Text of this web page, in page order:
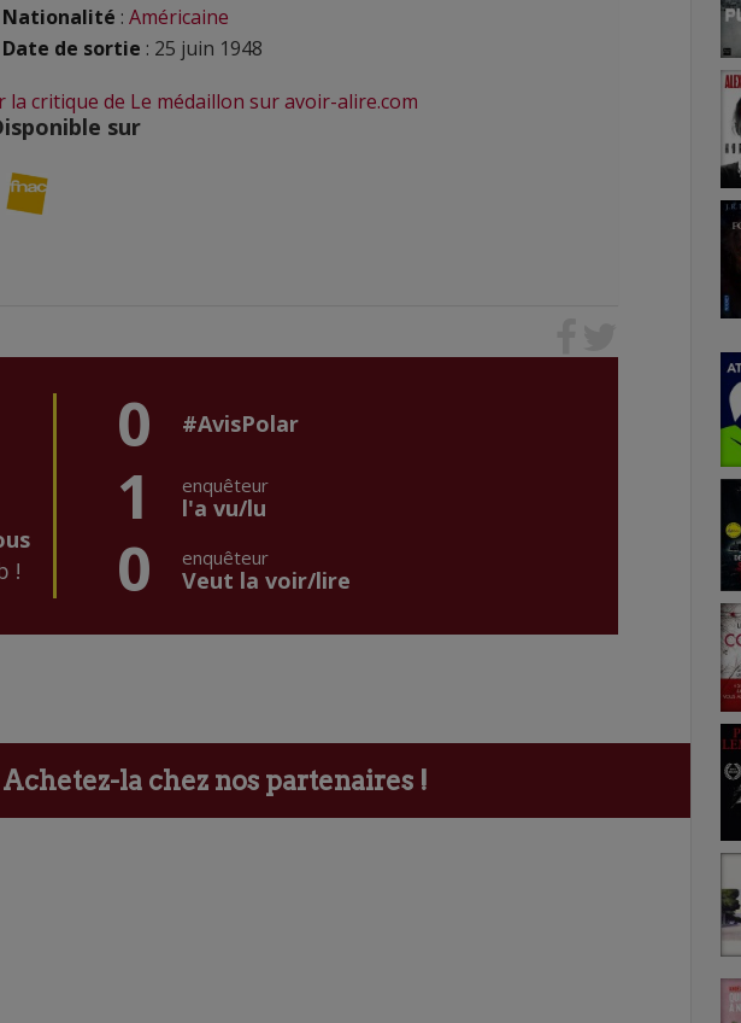
Nationalité : Américaine
Date de sortie : 25 juin 1948
la critique de Le médaillon sur avoir-alire.com
sur
!
0 #AvisPolar
1 enquêteur
l'a vu/lu
0 enquêteur
Veut la voir/lire
Achetez-la chez nos partenaires !